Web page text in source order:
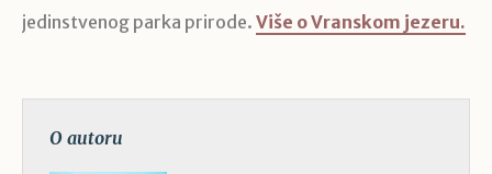
jedinstvenog parka prirode. Više o Vranskom jezeru.
O autoru